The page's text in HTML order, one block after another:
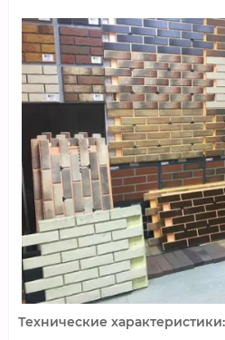
Технические характеристики: